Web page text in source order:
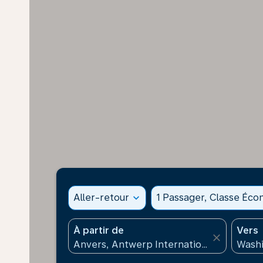
Aller-retour expand_more 1 Passager, Classe
À partir de
close
Vers